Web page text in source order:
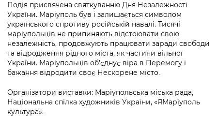
Подія присвячена святкуванню Дня Незалежності
України. Маріуполь був і залишається символом
українського спротиву російській навалі. Тисячі
маріупольців не припиняють відстоювати свою
незалежність, продовжують працювати заради свободи
та відродження рідного міста, як частини вільної
України. Маріупольців об’єднує віра в Перемогу і
бажання відродити своє Нескорене місто.
Організатори виставки: Маріупольська міська рада,
Національна спілка художників України, «ЯМаріуполь
культура».